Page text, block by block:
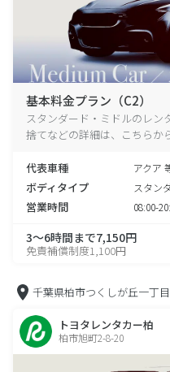
基本料金プラン（C2）
スタンダード・ミドルのレン
捨てなどの詳細は、こちらか
代表車種 アクア
ボディタイプ スタン
営業時間 08:00-
3～6時間まで7,150円
免責補償制度1,100円
千葉県柏市つくしが丘一丁
トヨタレンタカー柏
柏市旭町2-8-20